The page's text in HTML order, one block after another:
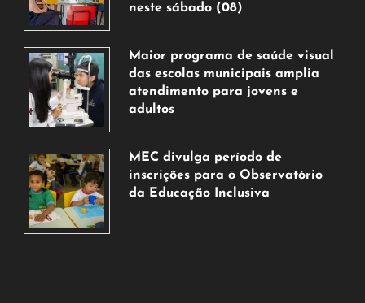
neste sábado (08)
de
agosto
de
2026
Maior programa de saúde visual
das escolas municipais amplia
atendimento para jovens e
adultos
de
agosto
de
MEC divulga período de
inscrições para o Observatório
da Educação Inclusiva